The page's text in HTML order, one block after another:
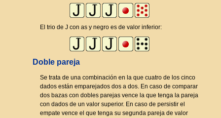
El trio de J con as y negro es de valor inferior:
Doble pareja
Se trata de una combinación en la que cuatro de los cinco
dados están emparejados dos a dos. En caso de comparar
dos bazas con dobles parejas vence la que tenga la pareja
con dados de un valor superior. En caso de persistir el
empate vence el que tenga su segunda pareja de valor